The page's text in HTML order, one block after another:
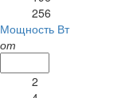
256
Мощность Вт
от
2